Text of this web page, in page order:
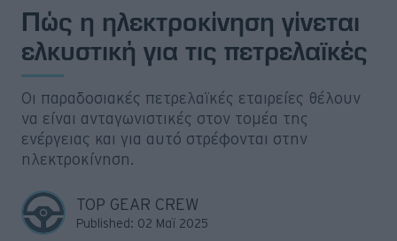
Πώς η ηλεκτροκίνηση γίνεται
ελκυστική για τις πετρελαϊκές
Οι παραδοσιακές πετρελαϊκές εταιρείες θέλουν
να είναι ανταγωνιστικές στον τομέα της
ενέργειας και για αυτό στρέφονται στην
ηλεκτροκίνηση.
TOP GEAR CREW
Published: 02 Μαϊ 2025
Electric
Motorsport
Άποψη
Viral
Retro